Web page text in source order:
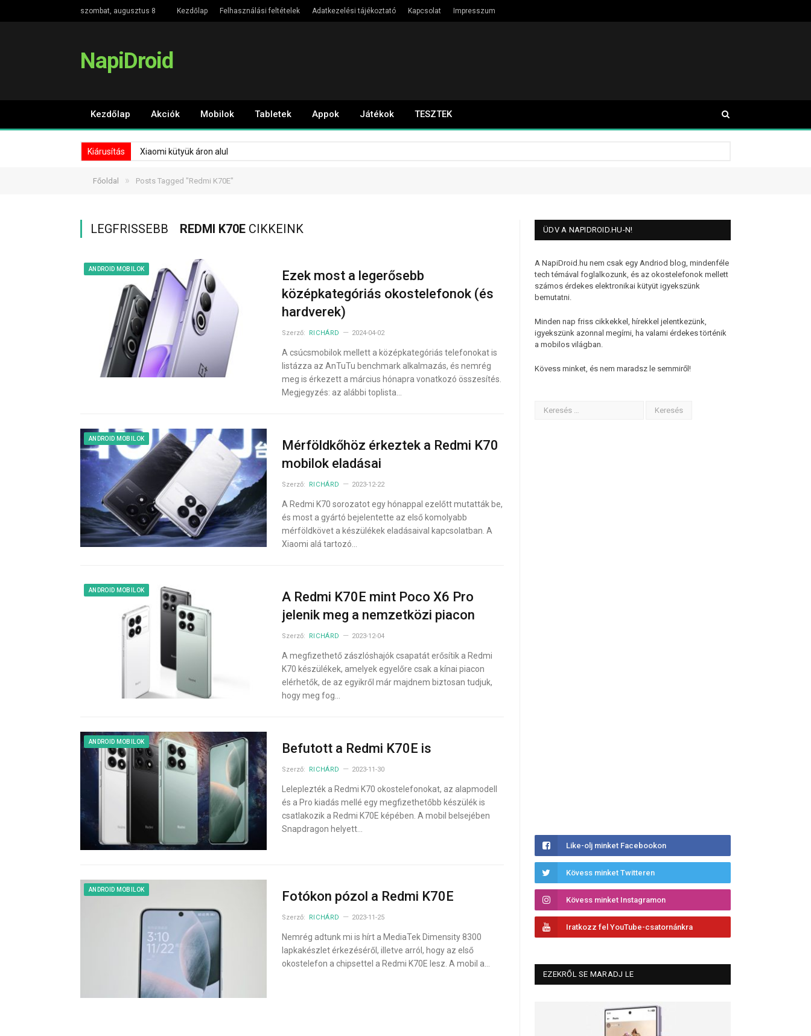
szombat, augusztus 8 Kezdőlap Felhasználási feltételek Adatkezelési tájékoztató Kapcsolat Impresszum
NapiDroid
Kezdőlap Akciók Mobilok Tabletek Appok Játékok TESZTEK
Kiárusítás Xiaomi kütyük áron alul
Főoldal » Posts Tagged "Redmi K70E"
LEGFRISSEBB REDMI K70E CIKKEINK
ANDROID MOBILOK
Ezek most a legerősebb
középkategóriás okostelefonok (és
hardverek)
Szerző: RICHÁRD 2024-04-02
A csúcsmobilok mellett a középkategóriás telefonokat is
listázza az AnTuTu benchmark alkalmazás, és nemrég
meg is érkezett a március hónapra vonatkozó összesítés.
Megjegyzés: az alábbi toplista…
ANDROID MOBILOK
Mérföldkőhöz érkeztek a Redmi K70
mobilok eladásai
Szerző: RICHÁRD 2023-12-22
A Redmi K70 sorozatot egy hónappal ezelőtt mutatták be,
és most a gyártó bejelentette az első komolyabb
mérföldkövet a készülékek eladásaival kapcsolatban. A
Xiaomi alá tartozó…
ANDROID MOBILOK
A Redmi K70E mint Poco X6 Pro
jelenik meg a nemzetközi piacon
Szerző: RICHÁRD 2023-12-04
A megfizethető zászlóshajók csapatát erősítik a Redmi
K70 készülékek, amelyek egyelőre csak a kínai piacon
elérhetők, de az egyikről már majdnem biztosan tudjuk,
hogy meg fog…
ANDROID MOBILOK Befutott a Redmi K70E is
Szerző: RICHÁRD 2023-11-30
Leleplezték a Redmi K70 okostelefonokat, az alapmodell
és a Pro kiadás mellé egy megfizethetőbb készülék is
csatlakozik a Redmi K70E képében. A mobil belsejében
Snapdragon helyett…
ANDROID MOBILOK Fotókon pózol a Redmi K70E
Szerző: RICHÁRD 2023-11-25
Nemrég adtunk mi is hírt a MediaTek Dimensity 8300
lapkakészlet érkezéséről, illetve arról, hogy az első
okostelefon a chipsettel a Redmi K70E lesz. A mobil a…
ÜDV A NAPIDROID.HU-N!
A NapiDroid.hu nem csak egy Andriod blog, mindenféle
tech témával foglalkozunk, és az okostelefonok mellett
számos érdekes elektronikai kütyüt igyekszünk
bemutatni.
Minden nap friss cikkekkel, hírekkel jelentkezünk,
igyekszünk azonnal megírni, ha valami érdekes történik
a mobilos világban.
Kövess minket, és nem maradsz le semmiről!
Like-olj minket Facebookon
Kövess minket Twitteren
Kövess minket Instagramon
Iratkozz fel YouTube-csatornánkra
EZEKRŐL SE MARADJ LE